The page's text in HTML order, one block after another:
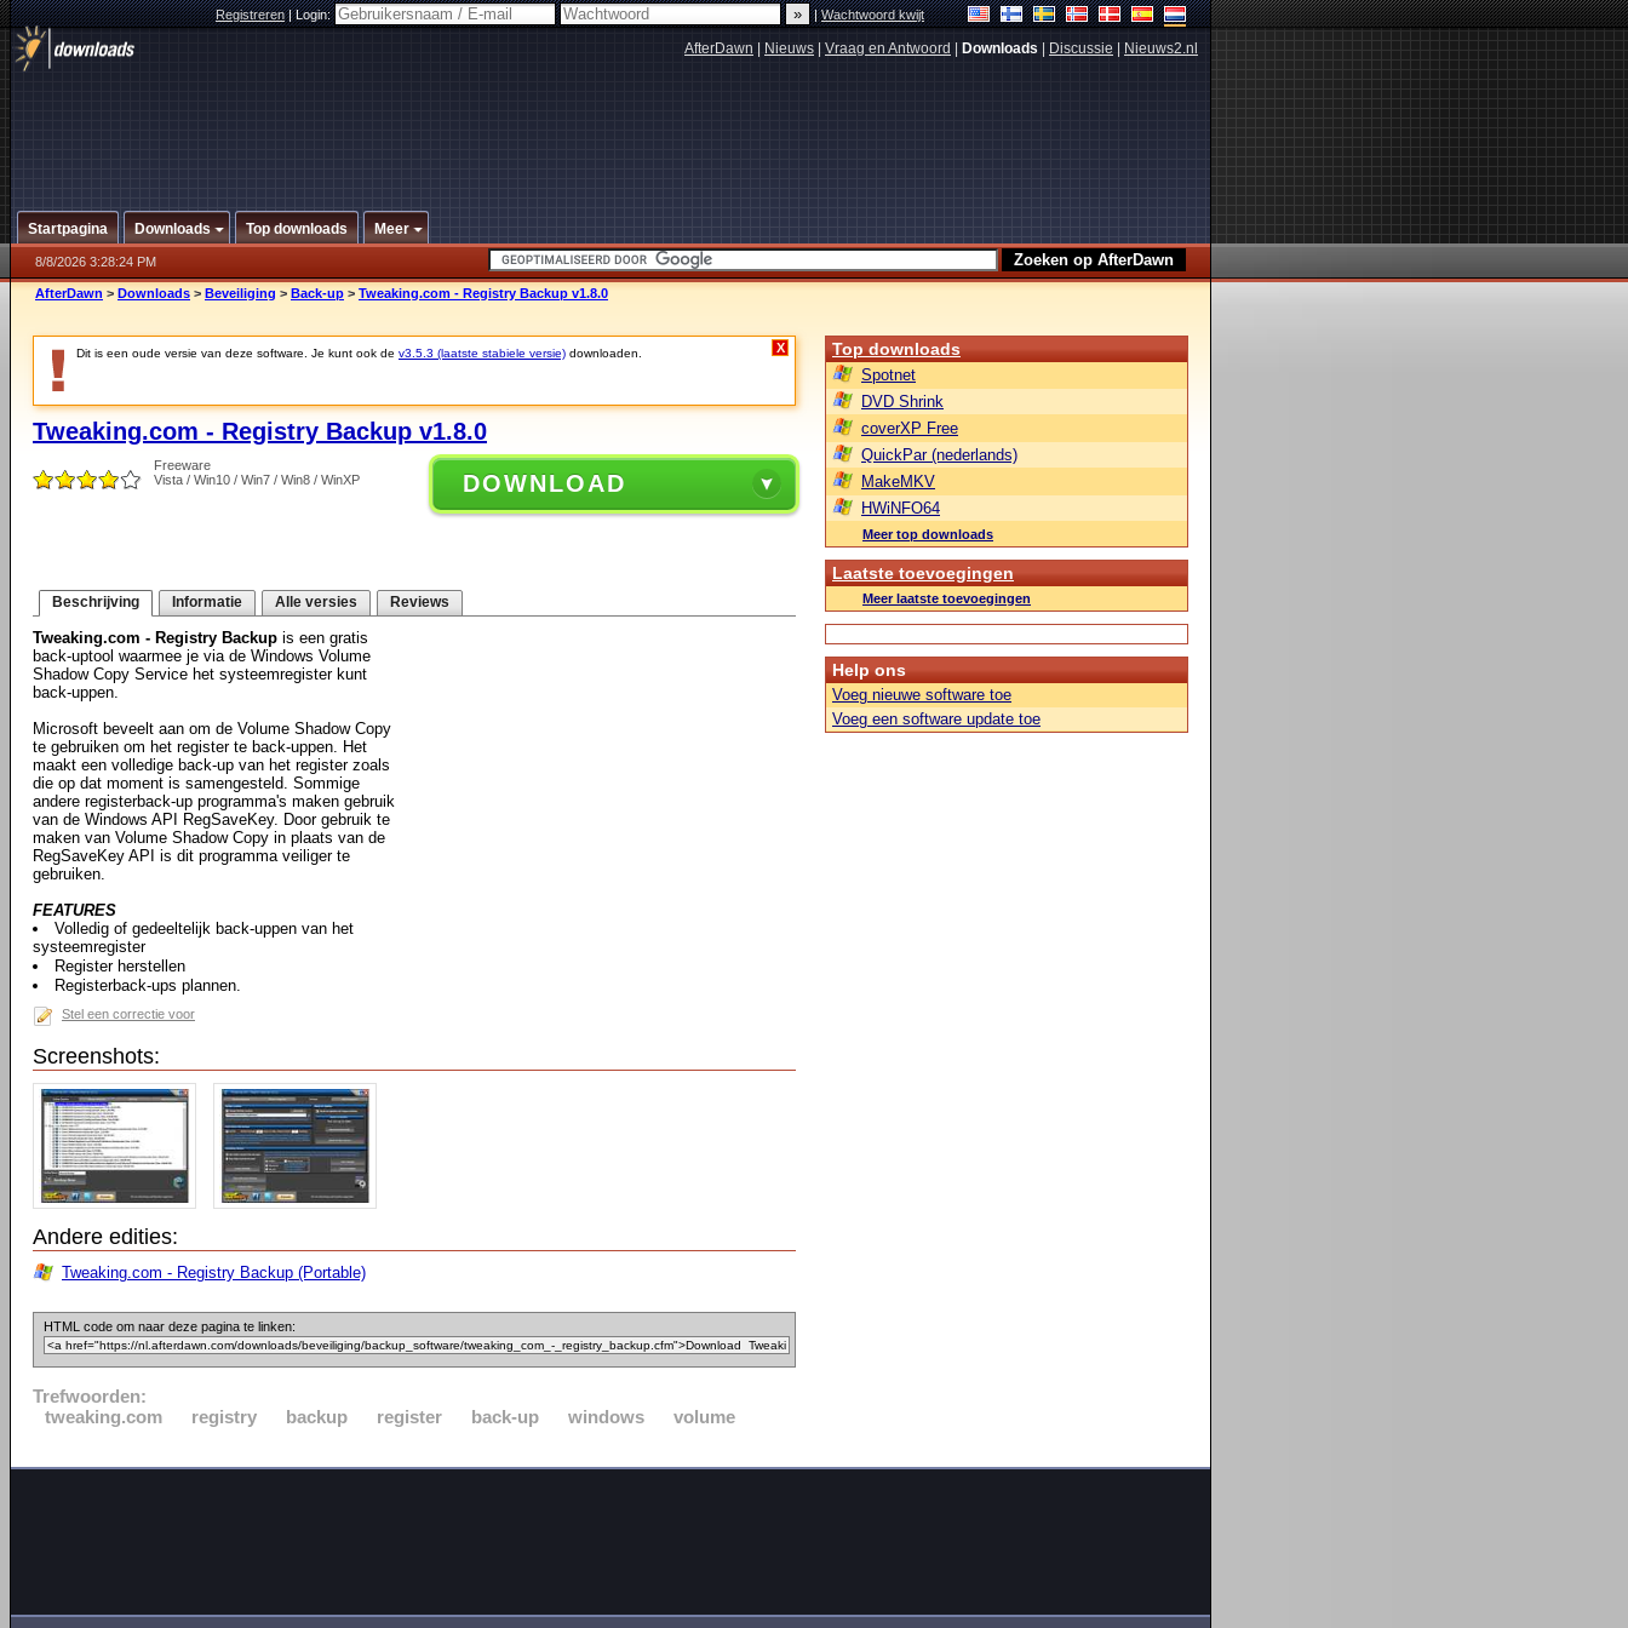
Registreren|Login: |Wachtwoord kwijt
AfterDawn Nieuws Vraag en Antwoord Downloads Discussie Nieuws2.nl
Startpagina Downloads Top downloads Meer
8/8/2026 3:28:24 PM
AfterDawn > Downloads > Beveiliging > Back-up > Tweaking.com - Registry Backup v1.8.0
Dit is een oude versie van deze software. Je kunt ook de v3.5.3 (laatste stabiele versie) downloaden. X
Tweaking.com - Registry Backup v1.8.0
Freeware
Vista / Win10 / Win7 / Win8 / WinXP
DOWNLOAD
Beschrijving Informatie Alle versies Reviews
Tweaking.com - Registry Backup is een gratis
back-uptool waarmee je via de Windows Volume
Shadow Copy Service het systeemregister kunt
back-uppen.
Microsoft beveelt aan om de Volume Shadow Copy
te gebruiken om het register te back-uppen. Het
maakt een volledige back-up van het register zoals
die op dat moment is samengesteld. Sommige
andere registerback-up programma's maken gebruik
van de Windows API RegSaveKey. Door gebruik te
maken van Volume Shadow Copy in plaats van de
RegSaveKey API is dit programma veiliger te
gebruiken.
FEATURES
Volledig of gedeeltelijk back-uppen van het
systeemregister
Register herstellen
Registerback-ups plannen.
Stel een correctie voor
Screenshots:
Andere edities:
Tweaking.com - Registry Backup (Portable)
HTML code om naar deze pagina te linken:
Trefwoorden:
tweaking.com
registry backup register back-up windows volume
Top downloads
Spotnet
DVD Shrink
coverXP Free
QuickPar (nederlands)
MakeMKV
HWiNFO64
Meer top downloads
Laatste toevoegingen
Meer laatste toevoegingen
Help ons
Voeg nieuwe software toe
Voeg een software update toe